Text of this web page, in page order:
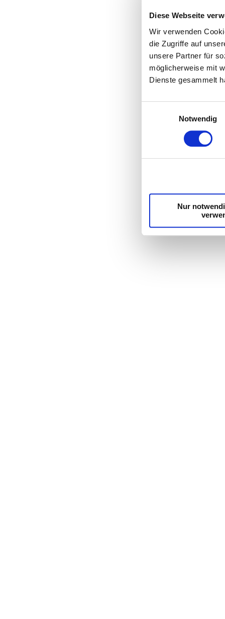
Diese Webseite
Wir verwenden
die Zugriffe auf
unsere Partner für
möglicherweise mit
Dienste gesammelt
Notwendig
Nur